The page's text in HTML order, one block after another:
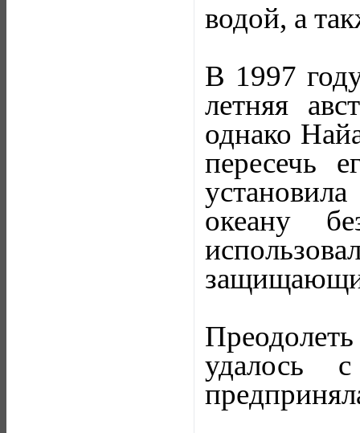
водой, а
В 1997
летняя
однако
пересечь
океану
удалось